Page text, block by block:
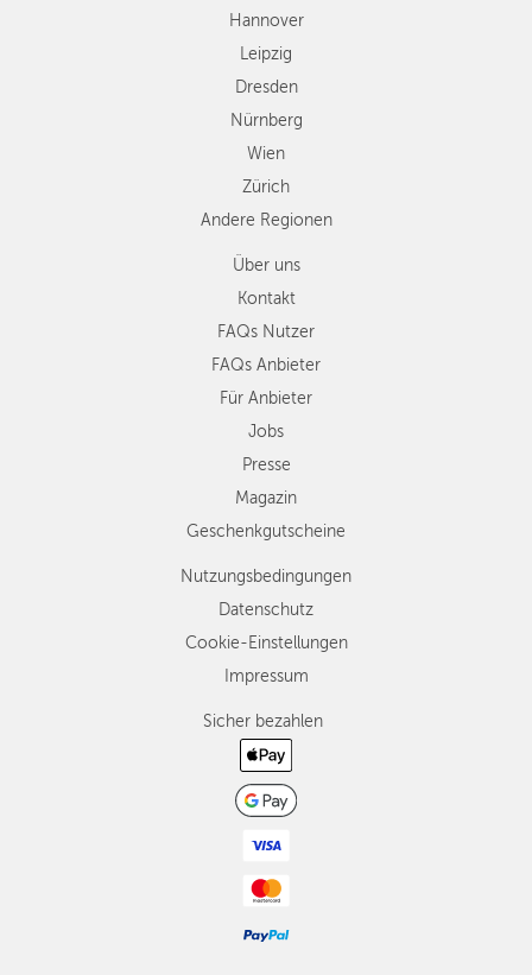
Andere
RegionenHannover
Leipzig
Dresden
Nürnberg
Wien
Zürich
Andere Regionen
Über uns
Kontakt
FAQs Nutzer
FAQs Anbieter
Für Anbieter
Jobs
Presse
Magazin
Geschenkgutscheine
Nutzungsbedingungen
Datenschutz
Cookie-Einstellungen
Impressum
Sicher bezahlen